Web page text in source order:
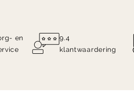
en
9.4
klantwaardering